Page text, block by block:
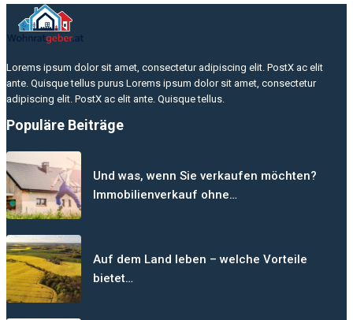
Lorems ipsum dolor sit amet, consectetur adipiscing elit. PostX ac elit
ante. Quisque tellus purus Lorems ipsum dolor sit amet, consectetur
adipiscing elit. PostX ac elit ante. Quisque tellus.
Populäre Beiträge
Und was, wenn Sie verkaufen möchten?
Immobilienverkauf ohne…
Auf dem Land leben – welche Vorteile
bietet…